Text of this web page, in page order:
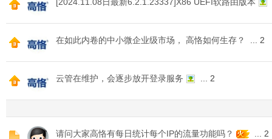
在如此内卷的中小微企业级市场， 高恪如何生存？ 2
云管在维护，会逐步放开登录服务 2
请问大家高恪有每日统计每个IP的流量功能吗？ 2